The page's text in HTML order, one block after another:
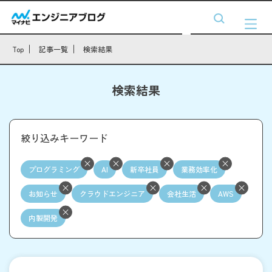
Top 記事一覧 検索結果
検索結果
絞り込みキーワード
プログラミング AI 新卒社員 業務効率化
お知らせ クラウドエンジニア 会社生活 AWS
内製開発